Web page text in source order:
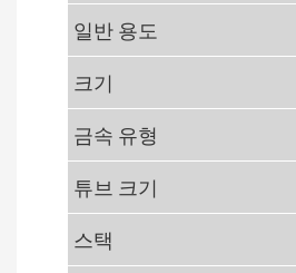
일반 용도
크기
금속 유형
튜브 크기
스택